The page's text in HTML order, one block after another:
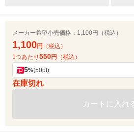
メーカー希望小売価格： 1,100円（税込）
1,100円
（税込）
1つあたり 550円 （税込）
5%(50pt)
在庫切れ
カートに入れ